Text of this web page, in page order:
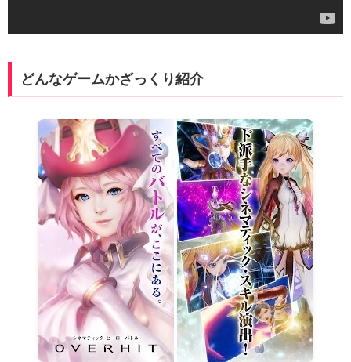
どんなゲームかざっくり紹介